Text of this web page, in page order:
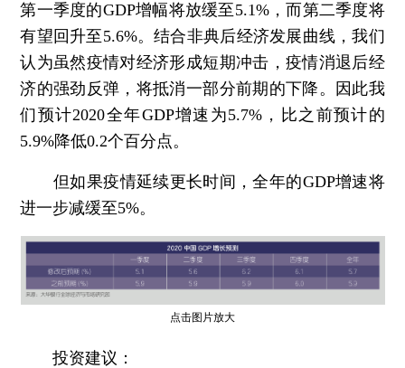
第一季度的GDP增幅将放缓至5.1%，而第二季度将
有望回升至5.6%。结合非典后经济发展曲线，我们
认为虽然疫情对经济形成短期冲击，疫情消退后经
济的强劲反弹，将抵消一部分前期的下降。因此我
们预计2020全年GDP增速为5.7%，比之前预计的
5.9%降低0.2个百分点。
但如果疫情延续更长时间，全年的GDP增速将
进一步减缓至5%。
点击图片放大
投资建议：